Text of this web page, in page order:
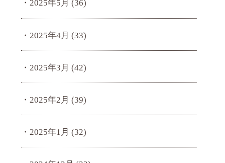
2025年5月 (36)
2025年4月 (33)
2025年3月 (42)
2025年2月 (39)
2025年1月 (32)